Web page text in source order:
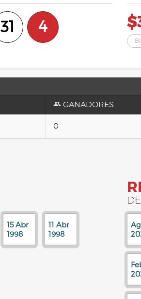
31 4
GANADORES
0
15 Abr
1998
11 Abr
1998